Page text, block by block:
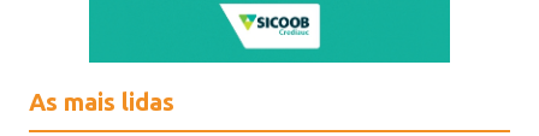
As mais lidas